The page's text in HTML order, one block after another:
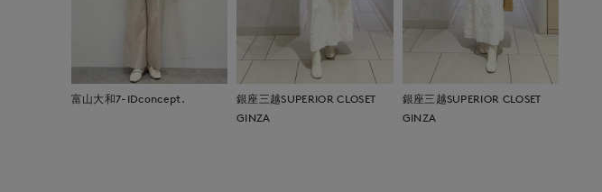
富山大和7-IDconcept.
銀座三越SUPERIOR CLOSET
GINZA
銀座三越SUPERIOR CLOSET
GINZA